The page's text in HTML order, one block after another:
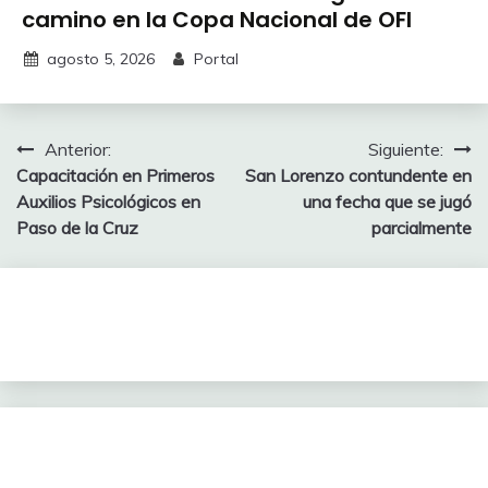
camino en la Copa Nacional de OFI
agosto 5, 2026 Portal
Navegación
de
entradas
Anterior:
Capacitación en Primeros
Auxilios Psicológicos en
Paso de la Cruz
Siguiente:
San Lorenzo contundente en
una fecha que se jugó
parcialmente